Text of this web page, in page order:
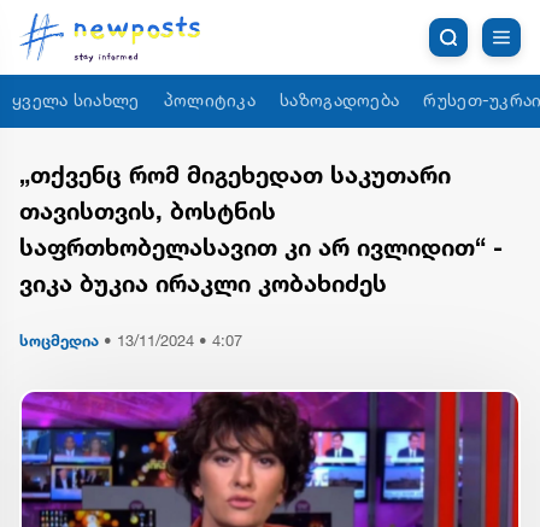
ყველა სიახლე პოლიტიკა საზოგადოება რუსეთ-
„თქვენც რომ მიგეხედათ საკუთარი
თავისთვის, ბოსტნის
საფრთხობელასავით კი არ ივლიდით“ -
ვიკა ბუკია ირაკლი კობახიძეს
სოცმედია • 13/11/2024 • 4:07